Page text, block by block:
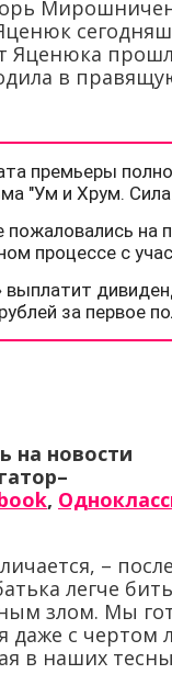
Яценюка
в
на новости
,
–
легче
злом. Мы
даже с чертом
в наших